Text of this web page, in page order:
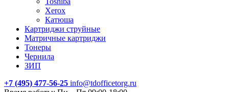
Xerox
Катюша
Картриджи струйные
Матричные картриджи
Тонеры
Чернила
ЗИП
+7 (495) 477-56-25 info@tdofficetorg.ru